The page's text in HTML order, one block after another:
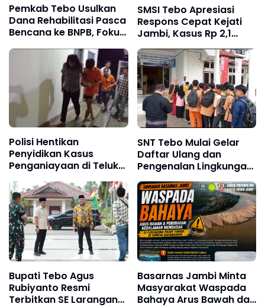
Pemkab Tebo Usulkan
Dana Rehabilitasi Pasca
Bencana ke BNPB, Fokus
Bendungan
SMSI Tebo Apresiasi
Respons Cepat Kejati
Jambi, Kasus Rp 2,1
Miliar PUPR Tebo
Kembali Disorot
Polisi Hentikan
Penyidikan Kasus
Penganiayaan di Teluk
Mekanisme Keadilan
Restoratif
SNT Tebo Mulai Gelar
Daftar Ulang dan
Pengenalan Lingkungan
Sekolah, Puluhan Calon
Siswa Hadir Bersama
Orang Tua
Bupati Tebo Agus
Rubiyanto Resmi
Terbitkan SE Larangan
Basarnas Jambi Minta
Masyarakat Waspada
Bahaya Arus Bawah dan